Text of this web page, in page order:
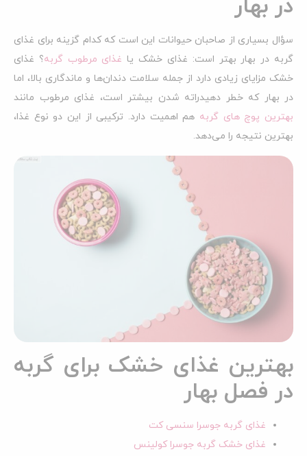
در بهار
سؤال بسیاری از صاحبان حیوانات این است که کدام گزینه برای غذای
گربه در بهار بهتر است: غذای خشک یا غذای مرطوب گربه؟ غذای
خشک مزایای زیادی دارد از جمله سلامت دندان‌ها و ماندگاری بالا، اما
در بهار که خطر دهیدراته شدن بیشتر است، غذای مرطوب مانند
بهترین پوچ های گربه هم اهمیت دارد. ترکیبی از این دو نوع غذا،
بهترین نتیجه را می‌دهد.
بهترین غذای خشک برای گربه
در فصل بهار
غذای گربه جوسرا سنسی کت
غذای خشک گربه جوسرا کولینس